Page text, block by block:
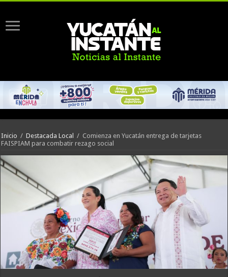
Inicio / Destacada Local / Comienza en Yucatán entrega de tarjetas
FAISPIAM para combatir rezago social